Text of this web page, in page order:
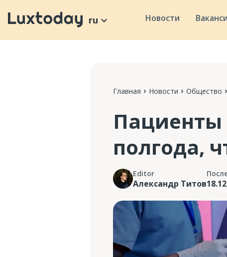
ru Новости
Главная Новости Общество
Пациенты
полгода,
Editor
Александр Титов